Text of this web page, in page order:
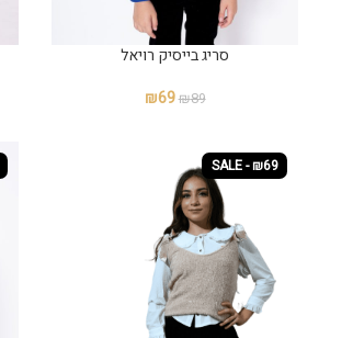
סריג בייסיק רויאל
₪89
₪69
SALE - ₪69